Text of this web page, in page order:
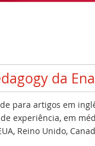
da
para artigos em
experiência, em
Reino Unido,